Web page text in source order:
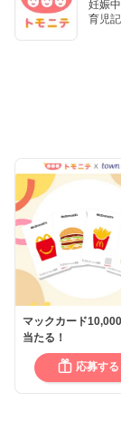
妊娠
育児
マックカード
当たる！
応募する